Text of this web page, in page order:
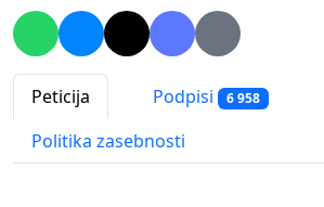
Peticija Podpisi 6 958
Politika zasebnosti